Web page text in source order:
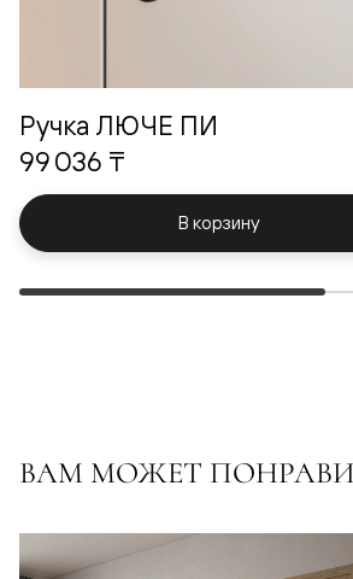
Ручка ЛЮЧЕ ПИ
99 036 ₸
В корзину
ВАМ МОЖЕТ